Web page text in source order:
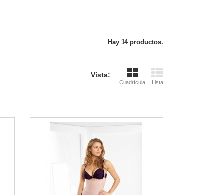
Hay 14 productos.
Vista:
Cuadrícula Lista